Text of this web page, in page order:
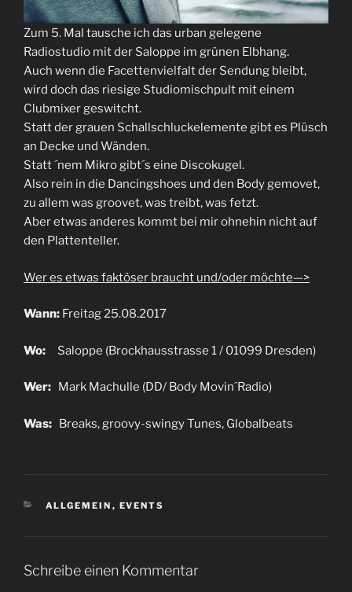
Zum 5. Mal tausche ich das urban gelegene
Radiostudio mit der Saloppe im grünen Elbhang.
Auch wenn die Facettenvielfalt der Sendung bleibt,
wird doch das riesige Studiomischpult mit einem
Clubmixer geswitcht.
Statt der grauen Schallschluckelemente gibt es Plüsch
an Decke und Wänden.
Statt ´nem Mikro gibt´s eine Discokugel.
Also rein in die Dancingshoes und den Body gemovet,
zu allem was groovet, was treibt, was fetzt.
Aber etwas anderes kommt bei mir ohnehin nicht auf
den Plattenteller.
Wer es etwas faktöser braucht und/oder möchte—>
Wann: Freitag 25.08.2017
Wo: Saloppe (Brockhausstrasse 1 / 01099 Dresden)
Wer: Mark Machulle (DD/ Body Movin´Radio)
Was: Breaks, groovy-swingy Tunes, Globalbeats
KATEGORIEN
ALLGEMEIN , EVENTS
Schreibe einen Kommentar